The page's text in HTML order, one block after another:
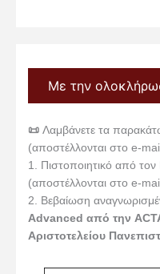
Με την
📜 Λαμβάνετε τα
(αποστέλλονται στο e-
1. Πιστοποιητικό από
(αποστέλλονται στο e-
2. Βεβαίωση
Advanced από την
Αριστοτελείου